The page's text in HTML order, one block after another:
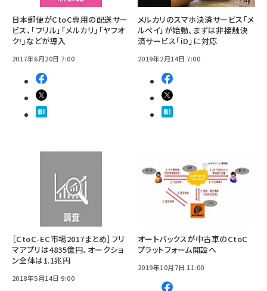
日本郵便がCtoC専用の配送サー
ビス、「フリル」「メルカリ」「ヤフオ
ク!」などが導入
2017年6月20日 7:00
メルカリのスマホ決済サービス「メ
ルペイ」が始動、まずは非接触決
済サービス「iD」に対応
2019年2月14日 7:00
［CtoC-EC市場2017まとめ］フリ
マアプリは4835億円、オークショ
ン全体は1.1兆円
2018年5月14日 9:00
オートバックスが中古車のCtoC
プラットフォーム開設へ
2019年10月7日 11:00